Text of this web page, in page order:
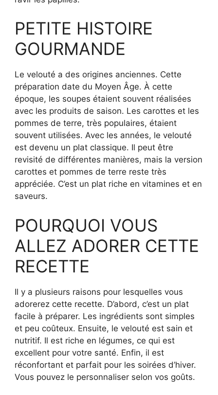
PETITE HISTOIRE
GOURMANDE
Le velouté a des origines anciennes. Cette
préparation date du Moyen Âge. À cette
époque, les soupes étaient souvent réalisées
avec les produits de saison. Les carottes et les
pommes de terre, très populaires, étaient
souvent utilisées. Avec les années, le velouté
est devenu un plat classique. Il peut être
revisité de différentes manières, mais la version
carottes et pommes de terre reste très
appréciée. C’est un plat riche en vitamines et en
saveurs.
POURQUOI VOUS
ALLEZ ADORER CETTE
RECETTE
Il y a plusieurs raisons pour lesquelles vous
adorerez cette recette. D’abord, c’est un plat
facile à préparer. Les ingrédients sont simples
et peu coûteux. Ensuite, le velouté est sain et
nutritif. Il est riche en légumes, ce qui est
excellent pour votre santé. Enfin, il est
réconfortant et parfait pour les soirées d’hiver.
Vous pouvez le personnaliser selon vos goûts.